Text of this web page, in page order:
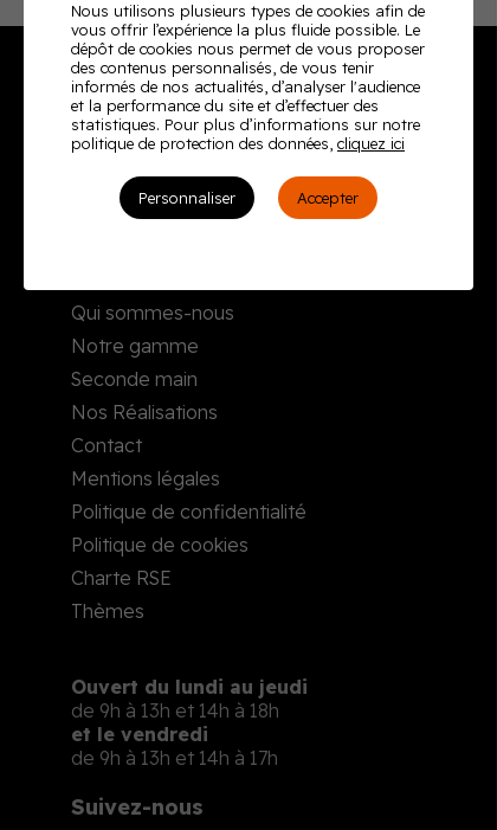
Burodoc
76160 Darnétal
Tél. : 02 35 08 59 50
Qui sommes-nous
Notre gamme
Seconde main
Nos Réalisations
Contact
Mentions légales
Politique de confidentialité
Politique de cookies
Charte RSE
Thèmes
Ouvert du lundi au jeudi
de 9h à 13h et 14h à 18h
et le vendredi
de 9h à 13h et 14h à 17h
Suivez-nous
Nous utilisons plusieurs types de cookies afin de
vous offrir l’expérience la plus fluide possible. Le
dépôt de cookies nous permet de vous proposer
des contenus personnalisés, de vous tenir
informés de nos actualités, d’analyser l'audience
et la performance du site et d’effectuer des
statistiques. Pour plus d’informations sur notre
politique de protection des données, cliquez ici
Personnaliser Accepter